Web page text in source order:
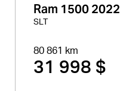
Ram 1500 2022
SLT
80 861 km
31 998 $